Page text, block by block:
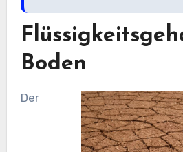
Boden
Der